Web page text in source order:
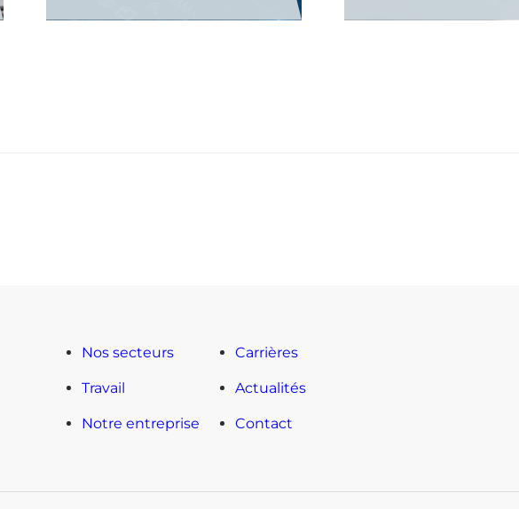
Nos secteurs
Travail
Notre entreprise
Carrières
Actualités
Contact